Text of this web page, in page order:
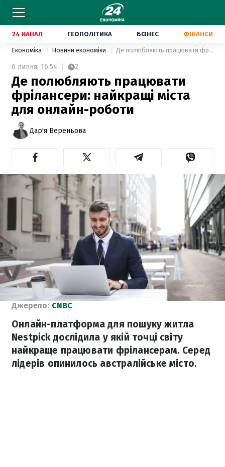
24 КАНАЛ ГЕОПОЛІТИКА БІЗНЕС ФІНАНСИ
Економіка Новини економіки Де полюбляють працювати фрілансери: найкращі міста для онлайн-роботи
6 липня, 16:54 2
Де полюбляють працювати
фрілансери: найкращі міста
для онлайн-роботи
Дар'я Вереньова
Джерело: CNBC
Онлайн-платформа для пошуку житла
Nestpick дослідила у якій точці світу
найкраще працювати фрілансерам. Серед
лідерів опинилось австралійське місто.